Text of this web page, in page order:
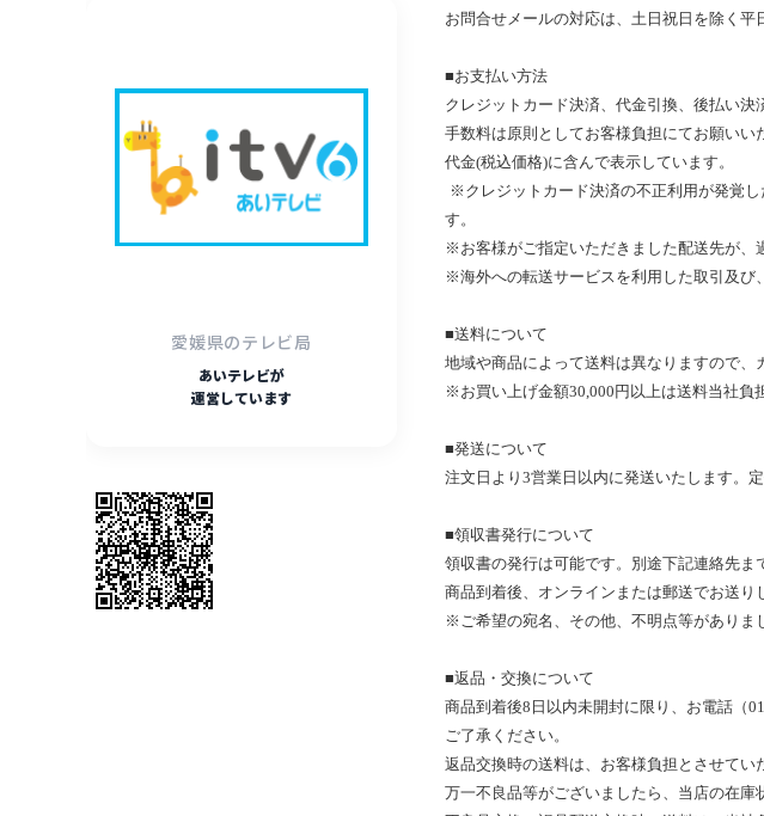
お問合せメールの対応は、土日祝日を除く平
■お支払い方法
クレジットカード決済、代金引換、後払い決
手数料は原則としてお客様負担にてお願いい
代金(税込価格)に含んで表示しています。
※ クレジットカード決済の不正利用が発覚
す。
※ お客様がご指定いただきました配送先が
※海外への転送サービスを利用した取引及び
■送料について
地域や商品によって送料は異なりますので、
※ お買い上げ金額30,000 円以上は送料当社負
■発送について
注文日より3営業日以内に発送いたします。
■領収書発行について
領収書の発行は可能です。別途下記連絡先ま
商品到着後、オンラインまたは郵送でお送り
※ ご希望の宛名、その他、不明点等がありま
■返品・交換について
商品到着後8 日以内未開封に限り、お電話（
ご了承ください。
返品交換時の送料は、お客様負担とさせてい
万一不良品等がございましたら、当店の在庫
愛媛県のテレビ局
あいテレビが
運営しています